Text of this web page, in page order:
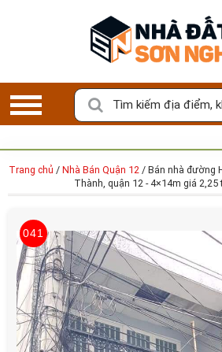
Tìm kiếm địa điểm,
i
S
ô
i
G
i
ớ
i
B
Đ
S
LỰA CHỌN BẤT ĐỘNG
Với 100% tin đăng bán/cho thuê xác
Nghĩa
Trang chủ / Nhà Bán Quận 12 / Bán nhà đường
Thành, quận 12 - 4×14m giá 2,25
041